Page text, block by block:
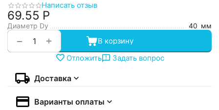
Написать отзыв
69.55 Р
Диаметр Dy 40 мм
+
−
В корзину
Отложить
Задать вопрос
Доставка
Варианты оплаты